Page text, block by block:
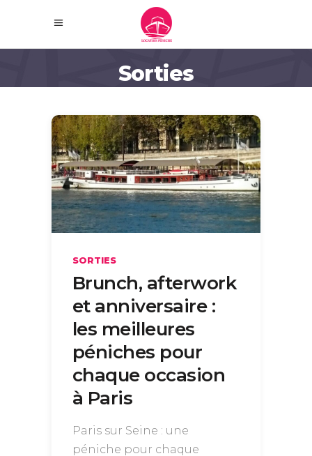
Sorties
SORTIES
Brunch, afterwork
et anniversaire :
les meilleures
péniches pour
chaque occasion
à Paris
Paris sur Seine : une
péniche pour chaque